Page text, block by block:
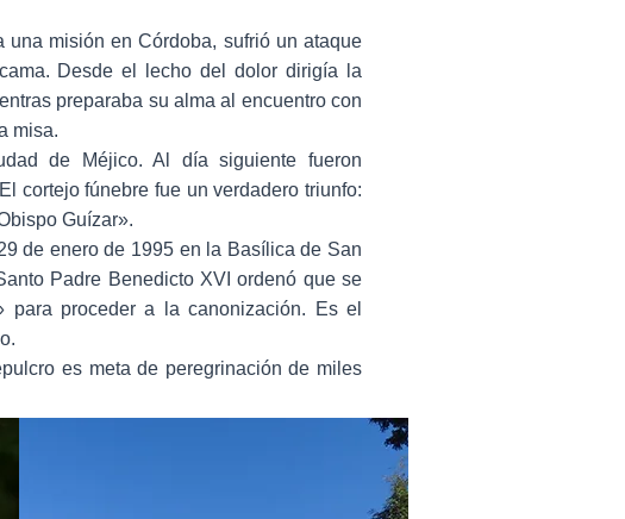
una misión en Córdoba, sufrió un ataque
Desde el lecho del dolor dirigía la
preparaba su alma al encuentro con
misa.
de Méjico. Al día siguiente fueron
cortejo fúnebre fue un verdadero triunfo:
Guízar».
de enero de 1995 en la Basílica de San
Padre Benedicto XVI ordenó que se
para proceder a la canonización. Es el
es meta de peregrinación de miles